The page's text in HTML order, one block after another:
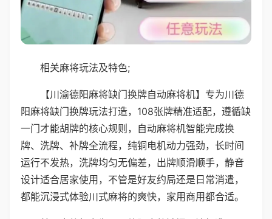
相关麻将玩法及特色;
【川渝德阳麻将缺门换牌自动麻将机】专为川德
阳麻将缺门换牌玩法打造，108张牌精准适配，遵循缺
一门才能胡牌的核心规则，自动麻将机智能完成换
牌、洗牌、补牌全流程，纯铜电机动力强劲，长时间
运行不发热，洗牌均匀无偏差，出牌顺滑顺手，静音
设计适合居家使用，不管是好友约局还是日常消遣，
都能沉浸式体验川式麻将的爽快，家用商用都合适。